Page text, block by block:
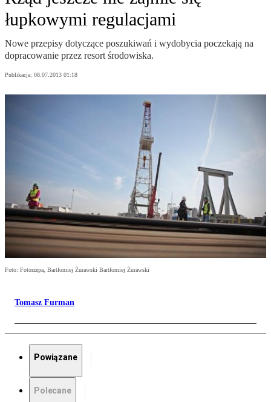
łupkowymi regulacjami
Nowe przepisy dotyczące poszukiwań i wydobycia poczekają na
dopracowanie przez resort środowiska.
Publikacja: 08.07.2013 01:18
Foto: Fotorzepa, Bartłomiej Żurawski Bartłomiej Żurawski
Tomasz Furman
Powiązane
Polecane